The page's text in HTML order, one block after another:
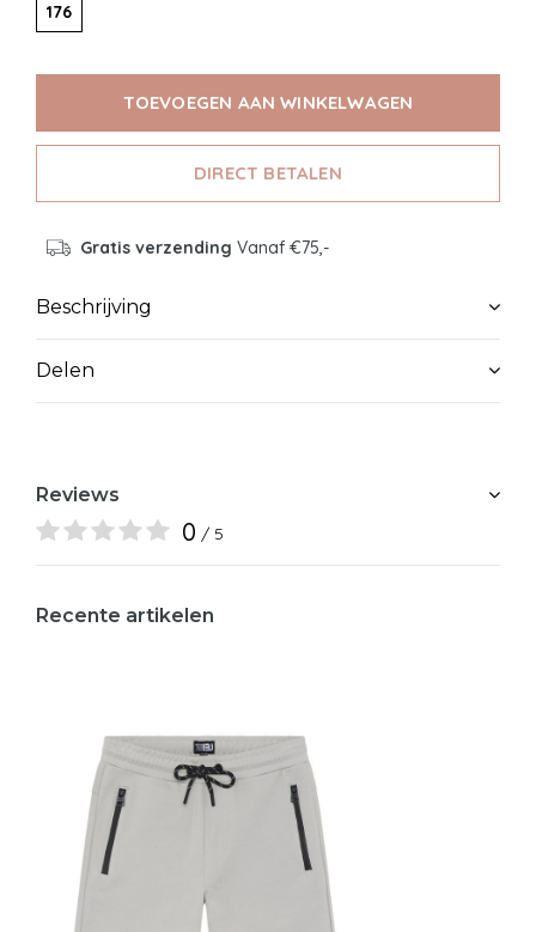
176
TOEVOEGEN AAN WINKELWAGEN
DIRECT BETALEN
Gratis verzending Vanaf €75,-
Beschrijving
Delen
Reviews
0 / 5
Recente artikelen